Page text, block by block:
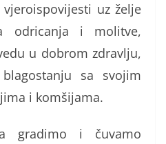
uz želje
odricanja i molitve,
u dobrom zdravlju,
sa svojim
i komšijama.
gradimo i čuvamo